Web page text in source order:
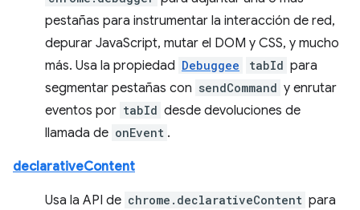
pestañas para instrumentar la interacción de red,
depurar JavaScript, mutar el DOM y CSS, y mucho
más. Usa la propiedad Debuggee tabId para
segmentar pestañas con sendCommand y enrutar
eventos por tabId desde devoluciones de
llamada de onEvent .
declarativeContent
Usa la API de chrome.declarativeContent para